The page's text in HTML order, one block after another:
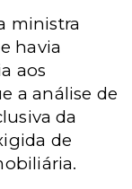
ministra
havia
aos
a análise de
da
de